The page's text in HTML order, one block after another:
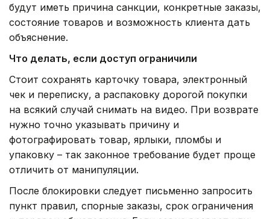
будут иметь причина санкции, конкретные заказы,
состояние товаров и возможность клиента дать
объяснение.
Что делать, если доступ ограничили
Стоит сохранять карточку товара, электронный
чек и переписку, а распаковку дорогой покупки
на всякий случай снимать на видео. При возврате
нужно точно указывать причину и
фотографировать товар, ярлыки, пломбы и
упаковку – так законное требование будет проще
отличить от манипуляции.
После блокировки следует письменно запросить
пункт правил, спорные заказы, срок ограничения